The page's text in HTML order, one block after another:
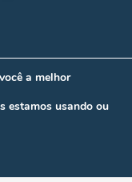
a melhor
estamos usando ou